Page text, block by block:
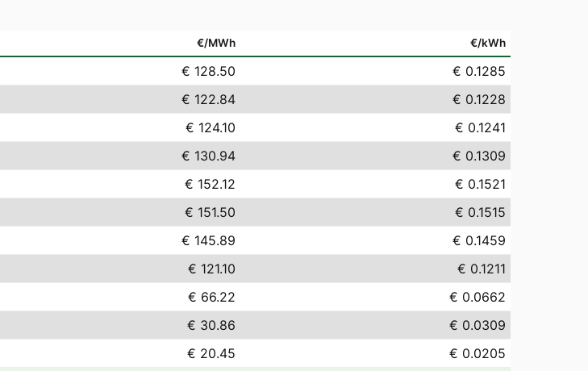
€/MWh €/kWh
€ 128.50
€ 0.1285
€ 122.84
€ 0.1228
€ 124.10
€ 0.1241
€ 130.94
€ 0.1309
€ 152.12
€ 0.1521
€ 151.50
€ 0.1515
€ 145.89
€ 0.1459
€ 121.10
€ 0.1211
€ 66.22
€ 0.0662
€ 30.86
€ 0.0309
€ 20.45
€ 0.0205